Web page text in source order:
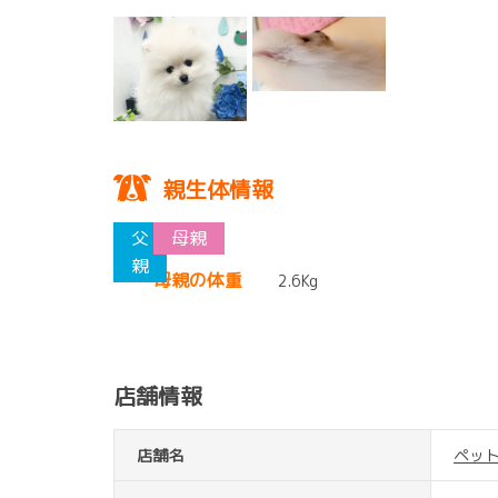
親生体情報
母親の体重 2.6Kg
店舗情報
店舗名 ペッ